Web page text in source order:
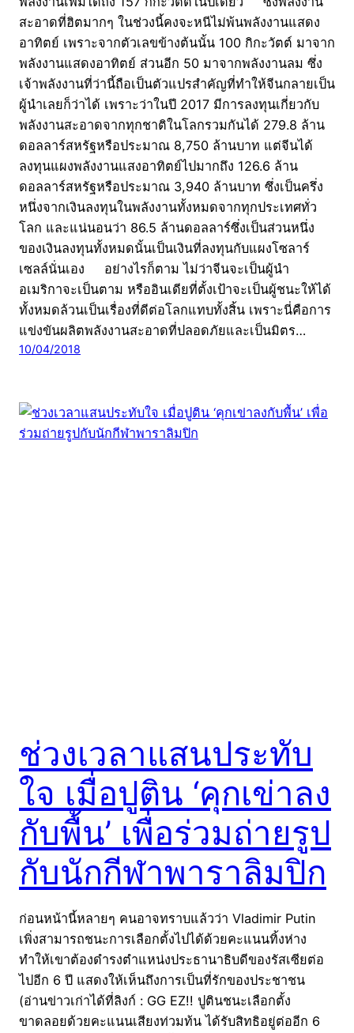
สะอาดที่ฮิตมากๆ ในช่วงนี้คงจะหนีไม่พ้นพลังงานแสดง
อาทิตย์ เพราะจากตัวเลขข้างต้นนั้น 100 กิกะวัตต์ มาจาก
พลังงานแสดงอาทิตย์ ส่วนอีก 50 มาจากพลังงานลม ซึ่ง
เจ้าพลังงานที่ว่านี้ถือเป็นตัวแปรสำคัญที่ทำให้จีนกลายเป็น
ผู้นำเลยก็ว่าได้ เพราะว่าในปี 2017 มีการลงทุนเกี่ยวกับ
พลังงานสะอาดจากทุกชาติในโลกรวมกันได้ 279.8 ล้าน
ดอลลาร์สหรัฐหรือประมาณ 8,750 ล้านบาท แต่จีนได้
ลงทุนแผงพลังงานแสงอาทิตย์ไปมากถึง 126.6 ล้าน
ดอลลาร์สหรัฐหรือประมาณ 3,940 ล้านบาท ซึ่งเป็นครึ่ง
หนึ่งจากเงินลงทุนในพลังงานทั้งหมดจากทุกประเทศทั่ว
โลก และแน่นอนว่า 86.5 ล้านดอลลาร์ซึ่งเป็นส่วนหนึ่ง
ของเงินลงทุนทั้งหมดนั้นเป็นเงินที่ลงทุนกับแผงโซลาร์
เซลล์นั่นเอง อย่างไรก็ตาม ไม่ว่าจีนจะเป็นผู้นำ
อเมริกาจะเป็นตาม หรืออินเดียที่ตั้งเป้าจะเป็นผู้ชนะให้ได้
ทั้งหมดล้วนเป็นเรื่องที่ดีต่อโลกแทบทั้งสิ้น เพราะนี่คือการ
แข่งขันผลิตพลังงานสะอาดที่ปลอดภัยและเป็นมิตร…
10/04/2018
ช่วงเวลาแสนประทับ
ใจ เมื่อปูติน ‘คุกเข่าลง
กับพื้น’ เพื่อร่วมถ่ายรูป
กับนักกีฬาพาราลิมปิก
ก่อนหน้านี้หลายๆ คนอาจทราบแล้วว่า Vladimir Putin
เพิ่งสามารถชนะการเลือกตั้งไปได้ด้วยคะแนนทิ้งห่าง
ทำให้เขาต้องดำรงตำแหน่งประธานาธิบดีของรัสเซียต่อ
ไปอีก 6 ปี แสดงให้เห็นถึงการเป็นที่รักของประชาชน
(อ่านข่าวเก่าได้ที่ลิงก์ : GG EZ!! ปูตินชนะเลือกตั้ง
ขาดลอยด้วยคะแนนเสียงท่วมท้น ได้รับสิทธิอยู่ต่ออีก 6